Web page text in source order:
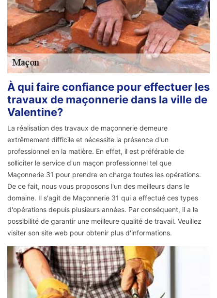
À qui faire confiance pour effectuer les
travaux de maçonnerie dans la ville de
Valentine?
La réalisation des travaux de maçonnerie demeure
extrêmement difficile et nécessite la présence d'un
professionnel en la matière. En effet, il est préférable de
solliciter le service d'un maçon professionnel tel que
Maçonnerie 31 pour prendre en charge toutes les opérations.
De ce fait, nous vous proposons l'un des meilleurs dans le
domaine. Il s'agit de Maçonnerie 31 qui a effectué ces types
d'opérations depuis plusieurs années. Par conséquent, il a la
possibilité de garantir une meilleure qualité de travail. Veuillez
visiter son site web pour obtenir plus d'informations.